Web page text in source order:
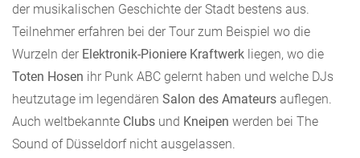
der musikalischen Geschichte der Stadt bestens aus.
Teilnehmer erfahren bei der Tour zum Beispiel wo die
Wurzeln der Elektronik-Pioniere Kraftwerk liegen, wo die
Toten Hosen ihr Punk ABC gelernt haben und welche DJs
heutzutage im legendären Salon des Amateurs auflegen.
Auch weltbekannte Clubs und Kneipen werden bei The
Sound of Düsseldorf nicht ausgelassen.